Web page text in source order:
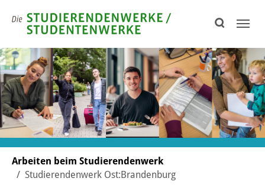
Arbeiten beim Studierendenwerk
Studierendenwerk Ost:Brandenburg